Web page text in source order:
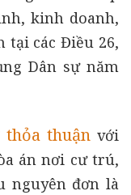
kinh doanh,
tại các Điều 26,
Dân sự năm
thuận với
án nơi cư trú,
nguyên đơn là